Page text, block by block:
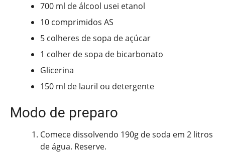
700 ml de álcool usei etanol
10 comprimidos AS
5 colheres de sopa de açúcar
1 colher de sopa de bicarbonato
Glicerina
150 ml de lauril ou detergente
Modo de preparo
Comece dissolvendo 190g de soda em 2 litros
de água. Reserve.